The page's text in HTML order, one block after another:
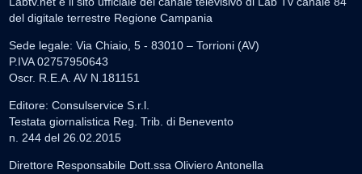
del digitale terrestre Regione Campania
Sede legale: Via Chiaio, 5 - 83010 – Torrioni (AV)
P.IVA 02757950643
Oscr. R.E.A. AV N.181151
Editore: Consulservice S.r.l.
Testata giornalistica Reg. Trib. di Benevento
n. 244 del 26.02.2015
Direttore Responsabile Dott.ssa Oliviero Antonella